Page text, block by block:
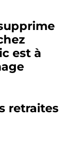
est à
retraites